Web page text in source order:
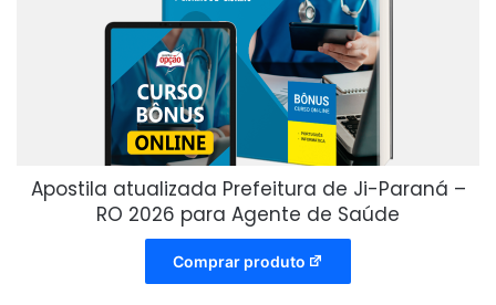
Apostila atualizada Prefeitura de Ji-Paraná –
RO 2026 para Agente de Saúde
Comprar produto